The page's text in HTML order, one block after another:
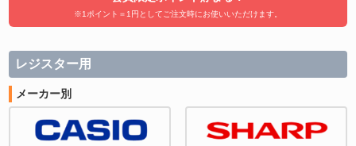
※1ポイント＝1円としてご注文時にお使いいただけます。
レジスター用
メーカー別